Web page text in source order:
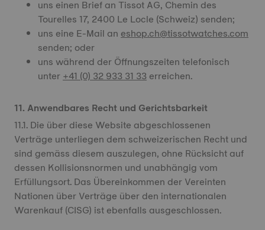
uns einen Brief an Tissot AG, Chemin des
Tourelles 17, 2400 Le Locle (Schweiz) senden;
uns eine E-Mail aneshop.ch@tissotwatches.com
senden; oder
uns während der Öffnungszeiten telefonisch
unter+41 (0) 32 933 31 33erreichen.
11. Anwendbares Recht und Gerichtsbarkeit
11.1. Die über diese Website abgeschlossenen
Verträge unterliegen dem schweizerischen Recht und
sind gemäss diesem auszulegen, ohne Rücksicht auf
dessen Kollisionsnormen und unabhängig vom
Erfüllungsort. Das Übereinkommen der Vereinten
Nationen über Verträge über den internationalen
Warenkauf (CISG) ist ebenfalls ausgeschlossen.